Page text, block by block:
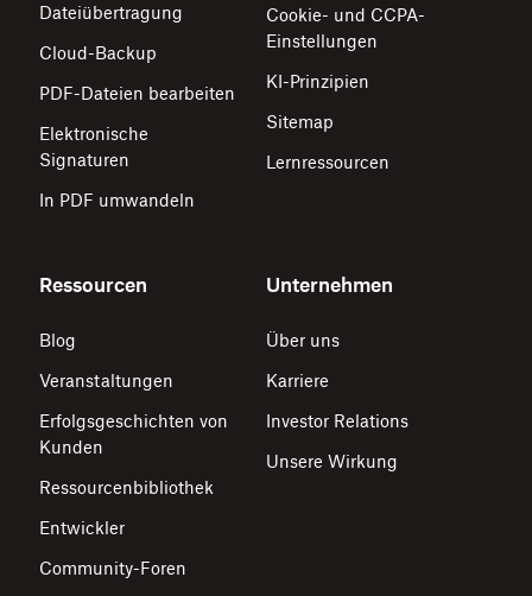
Dateiübertragung
Cloud-Backup
PDF-Dateien bearbeiten
Elektronische
Signaturen
In PDF umwandeln
Cookie- und CCPA-
Einstellungen
KI-Prinzipien
Sitemap
Lernressourcen
Ressourcen
Blog
Veranstaltungen
Erfolgsgeschichten von
Kunden
Ressourcenbibliothek
Entwickler
Community-Foren
Unternehmen
Über uns
Karriere
Investor Relations
Unsere Wirkung